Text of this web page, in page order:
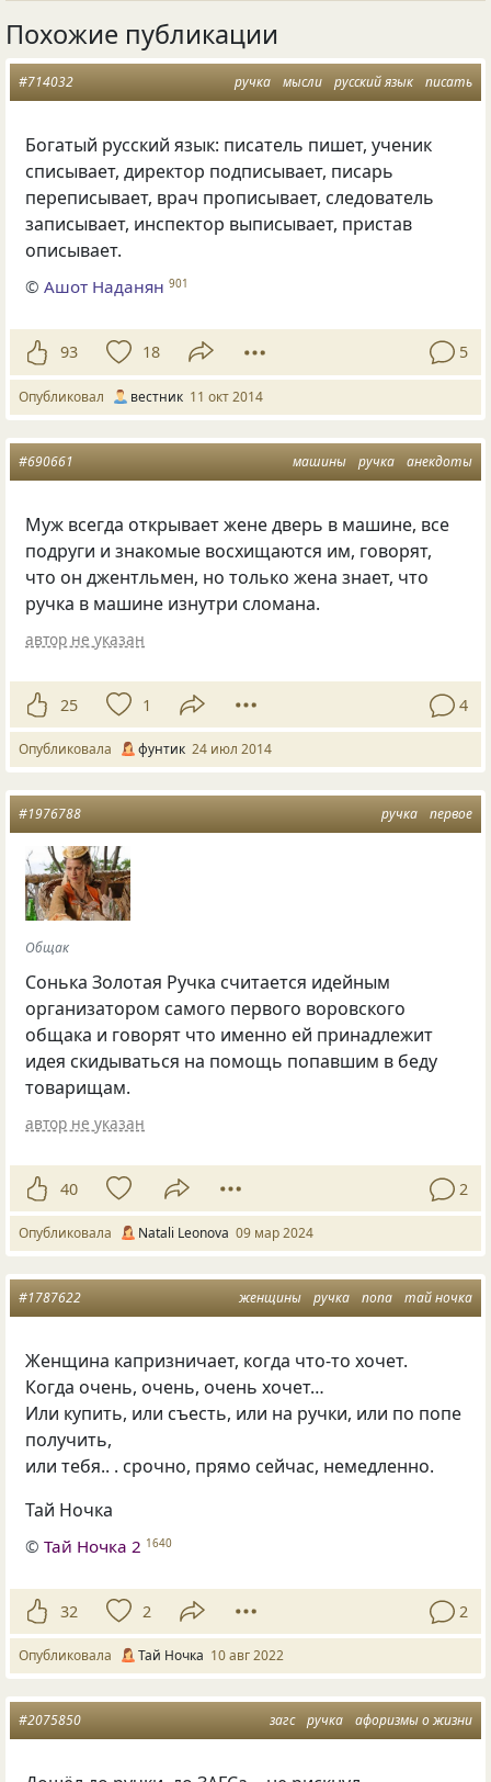
Похожие публикации
ручка мысли русский язык писать
#714032
Богатый русский язык: писатель пишет, ученик
списывает, директор подписывает, писарь
переписывает, врач прописывает, следователь
записывает, инспектор выписывает, пристав
описывает.
©Ашот Наданян 901
93 18 5
Опубликовал вестник 11 окт 2014
машины ручка анекдоты
#690661
Муж всегда открывает жене дверь в машине, все
подруги и знакомые восхищаются им, говорят,
что он джентльмен, но только жена знает, что
ручка в машине изнутри сломана.
автор не указан
25 1 4
Опубликовала фунтик 24 июл 2014
ручка первое
#1976788
Общак
Сонька Золотая Ручка считается идейным
организатором самого первого воровского
общака и говорят что именно ей принадлежит
идея скидываться на помощь попавшим в беду
товарищам.
автор не указан
40 2
Опубликовала Natali Leonova 09 мар 2024
женщины ручка попа тай ночка
#1787622
Женщина капризничает, когда что-то хочет.
Когда очень, очень, очень хочет…
Или купить, или съесть, или на ручки, или по попе
получить,
или тебя.. . срочно, прямо сейчас, немедленно.
Тай Ночка
©Тай Ночка 2 1640
32 2 2
Опубликовала Тай Ночка 10 авг 2022
загс ручка афоризмы о жизни
#2075850